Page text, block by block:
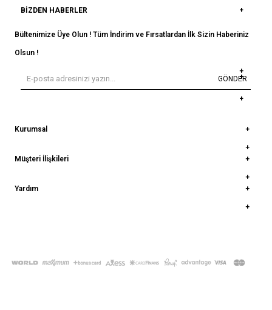
BIZDEN HABERLER
Bültenimize Üye Olun ! Tüm İndirim ve Fırsatlardan İlk Sizin Haberiniz
Olsun !
GÖNDER
Kurumsal
Müşteri İlişkileri
Yardım